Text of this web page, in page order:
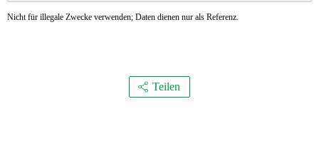
Nicht für illegale Zwecke verwenden; Daten dienen nur als Referenz.
Teilen